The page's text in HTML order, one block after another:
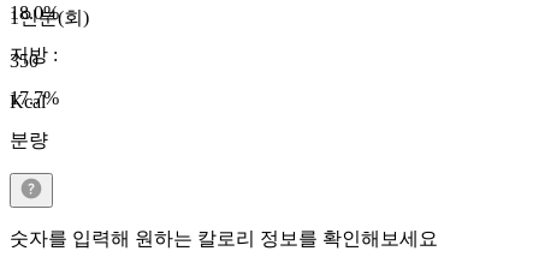
1인분(회)
350
Kcal
18.0%
지방 :
17.7%
분량
숫자를 입력해 원하는 칼로리 정보를 확인해보세요